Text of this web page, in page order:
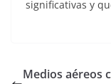
significativas y
Medios aéreos